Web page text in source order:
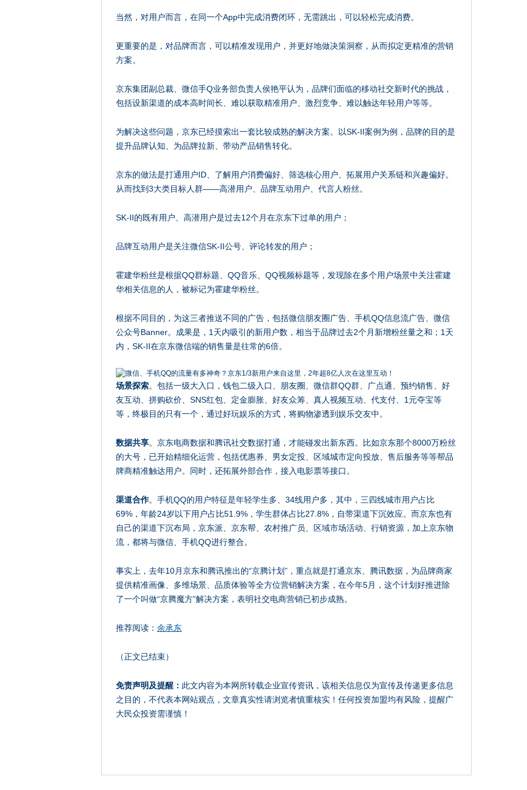
当然，对用户而言，在同一个App中完成消费闭环，无需跳出，可以轻松完成消费。
更重要的是，对品牌而言，可以精准发现用户，并更好地做决策洞察，从而拟定更精准的营销
方案。
京东集团副总裁、微信手Q业务部负责人侯艳平认为，品牌们面临的移动社交新时代的挑战，
包括设新渠道的成本高时间长、难以获取精准用户、激烈竞争、难以触达年轻用户等等。
为解决这些问题，京东已经摸索出一套比较成熟的解决方案。以SK-II案例为例，品牌的目的是
提升品牌认知、为品牌拉新、带动产品销售转化。
京东的做法是打通用户ID、了解用户消费偏好、筛选核心用户、拓展用户关系链和兴趣偏好。
从而找到3大类目标人群——高潜用户、品牌互动用户、代言人粉丝。
SK-II的既有用户、高潜用户是过去12个月在京东下过单的用户；
品牌互动用户是关注微信SK-II公号、评论转发的用户；
霍建华粉丝是根据QQ群标题、QQ音乐、QQ视频标题等，发现除在多个用户场景中关注霍建
华相关信息的人，被标记为霍建华粉丝。
根据不同目的，为这三者推送不同的广告，包括微信朋友圈广告、手机QQ信息流广告、微信
公众号Banner。成果是，1天内吸引的新用户数，相当于品牌过去2个月新增粉丝量之和；1天
内，SK-II在京东微信端的销售量是往常的6倍。
场景探索。包括一级大入口，钱包二级入口、朋友圈、微信群QQ群、广点通、预约销售、好
友互动、拼购砍价、SNS红包、定金膨胀、好友众筹、真人视频互动、代支付、1元夺宝等
等，终极目的只有一个，通过好玩娱乐的方式，将购物渗透到娱乐交友中。
数据共享。京东电商数据和腾讯社交数据打通，才能碰发出新东西。比如京东那个8000万粉丝
的大号，已开始精细化运营，包括优惠券、男女定投、区域城市定向投放、售后服务等等帮品
牌商精准触达用户。同时，还拓展外部合作，接入电影票等接口。
渠道合作。手机QQ的用户特征是年轻学生多、34线用户多，其中，三四线城市用户占比
69%，年龄24岁以下用户占比51.9%，学生群体占比27.8%，自带渠道下沉效应。而京东也有
自己的渠道下沉布局，京东派、京东帮、农村推广员、区域市场活动、行销资源，加上京东物
流，都将与微信、手机QQ进行整合。
事实上，去年10月京东和腾讯推出的“京腾计划”，重点就是打通京东、腾讯数据，为品牌商家
提供精准画像、多维场景、品质体验等全方位营销解决方案，在今年5月，这个计划好推进除
了一个叫做“京腾魔方”解决方案，表明社交电商营销已初步成熟。
推荐阅读： 余承东
（正文已结束）
免责声明及提醒： 此文内容为本网所转载企业宣传资讯，该相关信息仅为宣传及传递更多信息
之目的，不代表本网站观点，文章真实性请浏览者慎重核实！任何投资加盟均有风险，提醒广
大民众投资需谨慎！